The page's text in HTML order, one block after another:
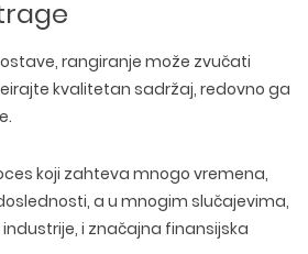
rangiranje može zvučati
kvalitetan sadržaj, redovno ga
koji zahteva mnogo vremena,
, a u mnogim slučajevima,
i značajna finansijska